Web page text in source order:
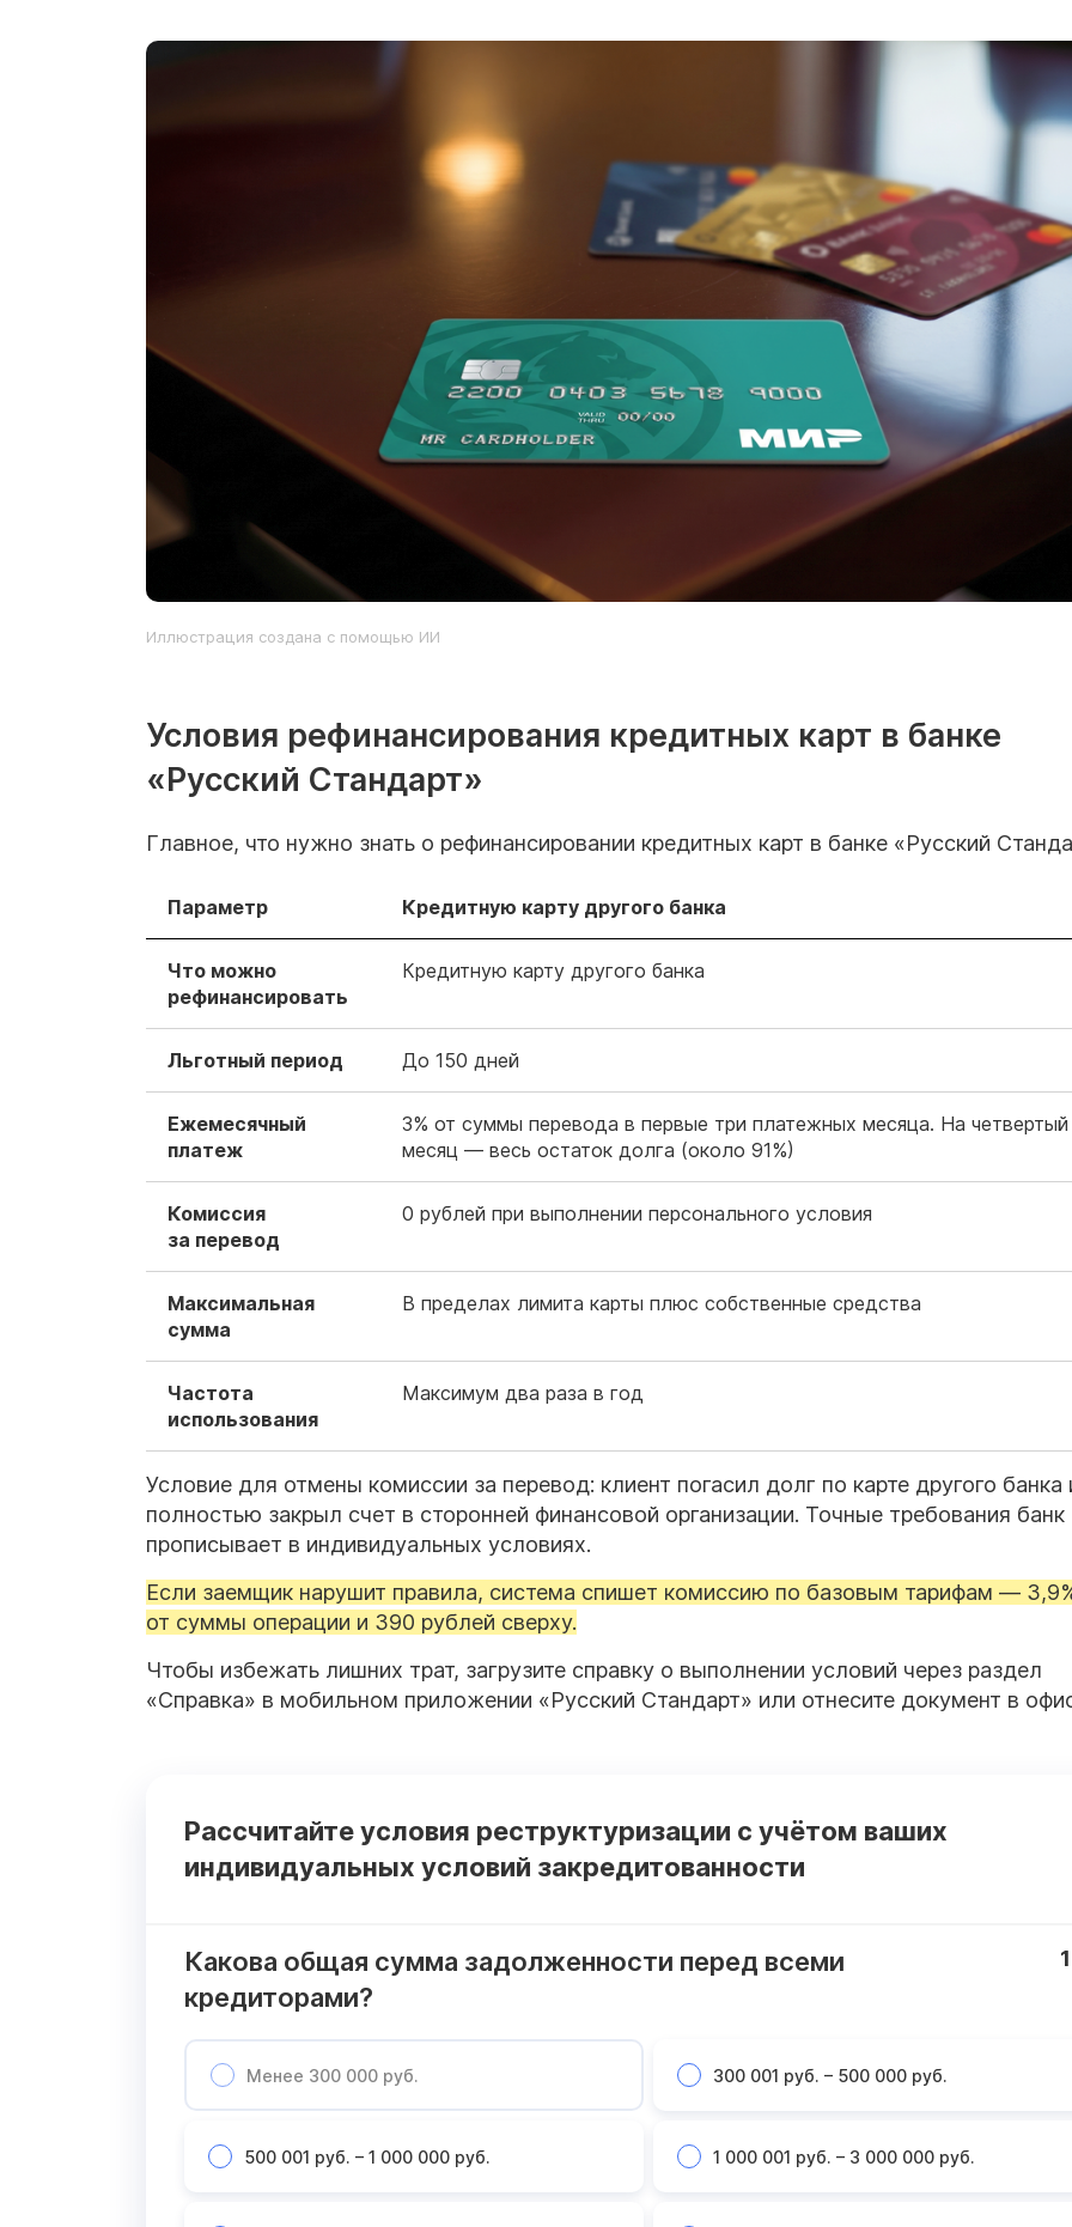
Иллюстрация создана с помощью ИИ
Условия рефинансирования кредитных карт в банке
«Русский Стандарт»
Главное, что нужно знать о рефинансировании кредитных карт в банке «Русский
Параметр Кредитную карту другого банка
Что можно
рефинансировать
Кредитную карту другого банка
Льготный период До 150 дней
Ежемесячный
платеж
3% от суммы перевода в первые три платежных месяца. На четвертый
месяц — весь остаток долга (около 91%)
Комиссия
за перевод
0 рублей при выполнении персонального условия
Максимальная
сумма
В пределах лимита карты плюс собственные средства
Частота
использования
Максимум два раза в год
Условие для отмены комиссии за перевод: клиент погасил долг по карте другого банка
полностью закрыл счет в сторонней финансовой организации. Точные требования банк
прописывает в индивидуальных условиях.
Если заемщик нарушит правила, система спишет комиссию по базовым тарифам —
от суммы операции и 390 рублей сверху.
Чтобы избежать лишних трат, загрузите справку о выполнении условий через раздел
«Справка» в мобильном приложении «Русский Стандарт» или отнесите документ в
Рассчитайте условия реструктуризации с учётом ваших
индивидуальных условий закредитованности
Какова общая сумма задолженности перед всеми
кредиторами?
Менее 300 000 руб. 300 001 руб. – 500 000 руб.
500 001 руб. – 1 000 000 руб. 1 000 001 руб. – 3 000 000 руб.
1